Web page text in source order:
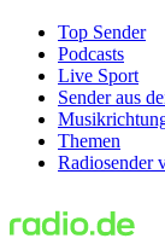
Top Sender
Podcasts
Live Sport
Sender aus
Themen
Radiosender